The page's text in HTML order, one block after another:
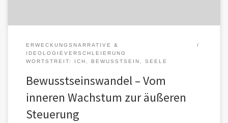
ERWECKUNGSNARRATIVE &
IDEOLOGIEVERSCHLEIERUNG
WORTSTREIT: ICH, BEWUSSTSEIN, SEELE
Bewusstseinswandel – Vom
inneren Wachstum zur äußeren
Steuerung